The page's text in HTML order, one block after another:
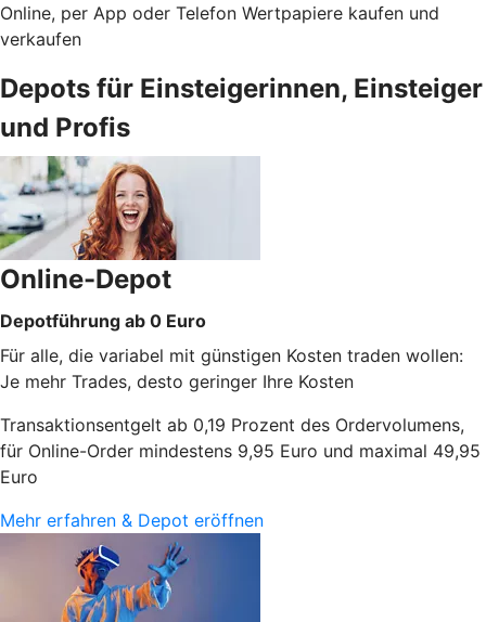
Online, per App oder Telefon Wertpapiere kaufen und
verkaufen
Depots für Einsteigerinnen, Einsteiger
und Profis
Online-Depot
Depotführung ab 0 Euro
Für alle, die variabel mit günstigen Kosten traden wollen:
Je mehr Trades, desto geringer Ihre Kosten
Transaktionsentgelt ab 0,19 Prozent des Ordervolumens,
für Online-Order mindestens 9,95 Euro und maximal 49,95
Euro
Mehr erfahren & Depot eröffnen